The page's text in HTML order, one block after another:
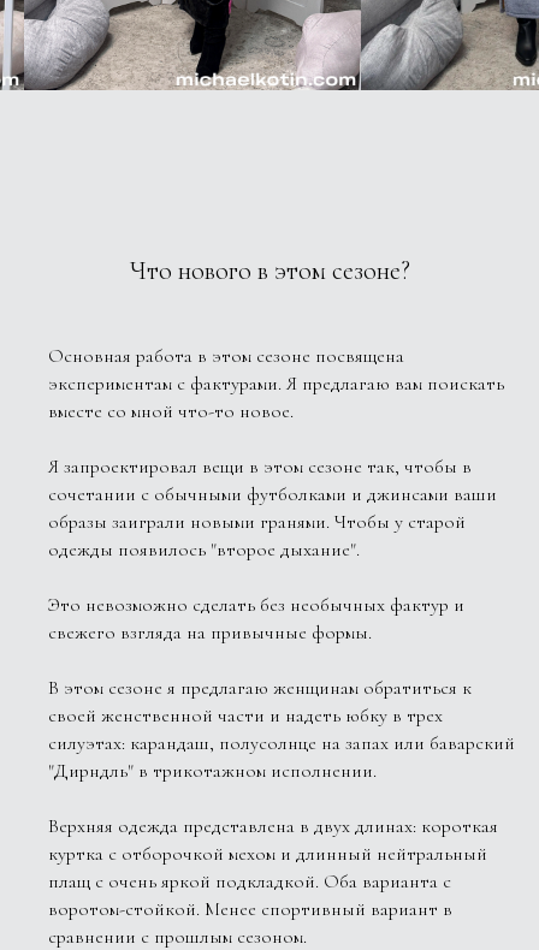
Что нового в этом сезоне?
Основная работа в этом сезоне посвящена
экспериментам с фактурами. Я предлагаю вам поискать
вместе со мной что-то новое.
Я запроектировал вещи в этом сезоне так, чтобы в
сочетании с обычными футболками и джинсами ваши
образы заиграли новыми гранями. Чтобы у старой
одежды появилось "второе дыхание".
Это невозможно сделать без необычных фактур и
свежего взгляда на привычные формы.
В этом сезоне я предлагаю женщинам обратиться к
своей женственной части и надеть юбку в трех
силуэтах: карандаш, полусолнце на запах или баварский
"Дирндль" в трикотажном исполнении.
Верхняя одежда представлена в двух длинах: короткая
куртка с отборочкой мехом и длинный нейтральный
плащ с очень яркой подкладкой. Оба варианта с
воротом-стойкой. Менее спортивный вариант в
сравнении с прошлым сезоном.